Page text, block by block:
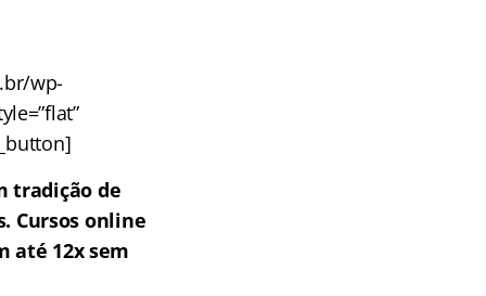
wp-
tradição de
Cursos online
até 12x sem